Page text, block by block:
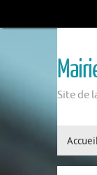
Site de
Accueil